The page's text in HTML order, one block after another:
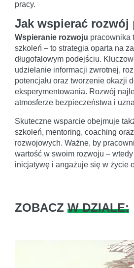
pracy.
Jak wspierać rozwój
Wspieranie rozwoju pracownika
szkoleń – to strategia oparta na
długofalowym podejściu.
udzielanie informacji zwrotnej,
potencjału oraz tworzenie okazji
eksperymentowania. Rozwój
atmosferze bezpieczeństwa i
Skuteczne wsparcie obejmuje
szkoleń, mentoring, coaching
rozwojowych. Ważne, by
wartość w swoim rozwoju –
inicjatywę i angażuje się w życie
ZOBACZ W DZIALE: